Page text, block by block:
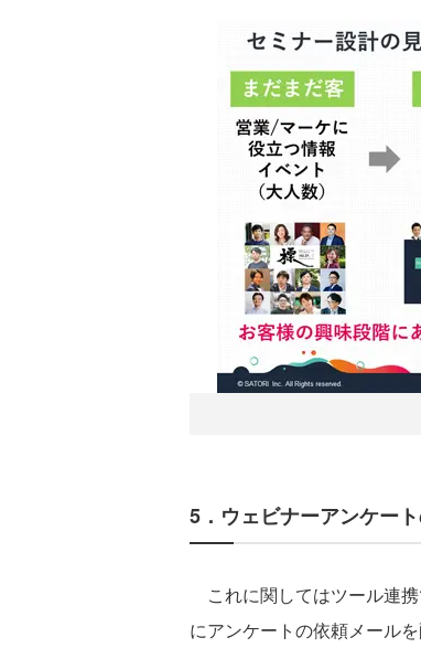
5．ウェビナーアンケー
これに関してはツール連
にアンケートの依頼メール